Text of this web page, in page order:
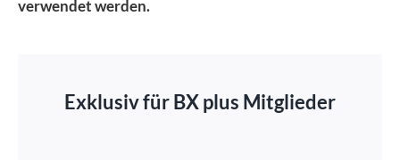
verwendet werden.
Exklusiv für BX plus Mitglieder